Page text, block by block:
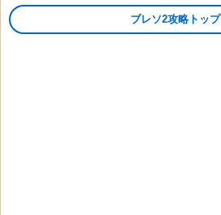
ブレソ2攻略トップ